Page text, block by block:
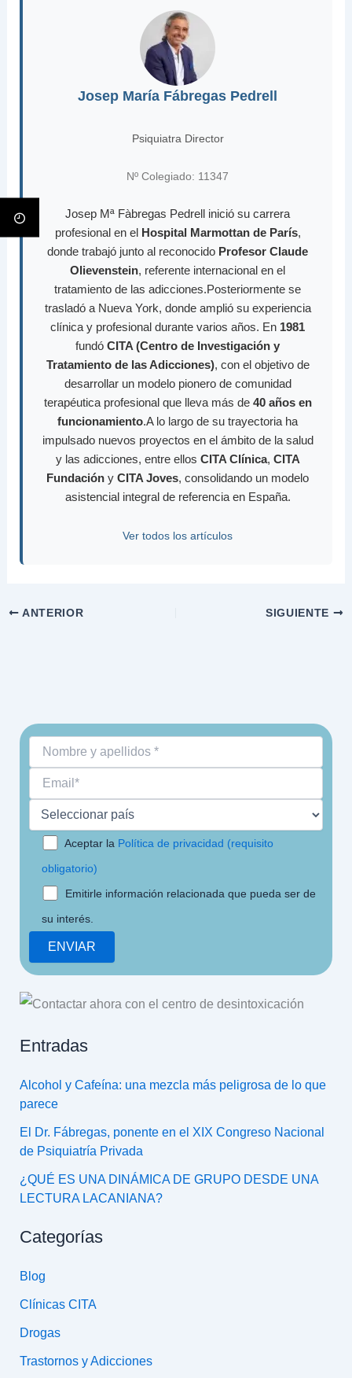
Josep María Fábregas Pedrell
Psiquiatra Director
Nº Colegiado: 11347
Josep Mª Fàbregas Pedrell inició su carrera
profesional en el Hospital Marmottan de París,
donde trabajó junto al reconocido Profesor Claude
Olievenstein, referente internacional en el
tratamiento de las adicciones.Posteriormente se
trasladó a Nueva York, donde amplió su experiencia
clínica y profesional durante varios años. En 1981
fundó CITA (Centro de Investigación y
Tratamiento de las Adicciones), con el objetivo de
desarrollar un modelo pionero de comunidad
terapéutica profesional que lleva más de 40 años en
funcionamiento.A lo largo de su trayectoria ha
impulsado nuevos proyectos en el ámbito de la salud
y las adicciones, entre ellos CITA Clínica, CITA
Fundación y CITA Joves, consolidando un modelo
asistencial integral de referencia en España.
Ver todos los artículos
ANTERIOR SIGUIENTE
Aceptar la Política de privacidad (requisito
obligatorio)
Emitirle información relacionada que pueda ser de
su interés.
Entradas
Alcohol y Cafeína: una mezcla más peligrosa de lo que
parece
El Dr. Fábregas, ponente en el XIX Congreso Nacional
de Psiquiatría Privada
¿QUÉ ES UNA DINÁMICA DE GRUPO DESDE UNA
LECTURA LACANIANA?
Categorías
Blog
Clínicas CITA
Drogas
Trastornos y Adicciones